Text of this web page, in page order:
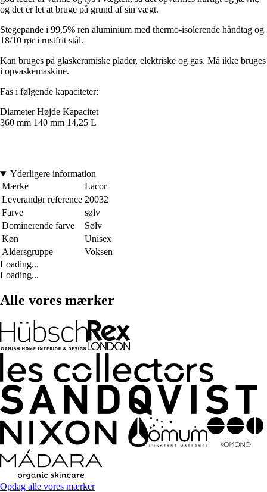
og det er let at bruge på grund af sin vægt.
Stegepande i 99,5% ren aluminium med thermo-isolerende håndtag og
18/10 rør i rustfrit stål.
Kan bruges på glaskeramiske plader, elektriske og gas. Må ikke bruges
i opvaskemaskine.
Fås i følgende kapaciteter:
Diameter Højde Kapacitet
360 mm 140 mm 14,25 L
Yderligere information
Mærke
Lacor
Leverandør reference 20032
Farve
sølv
Dominerende farve
Sølv
Køn
Unisex
Aldersgruppe
Voksen
Loading...
Loading...
Alle vores mærker
Opdag alle vores mærker